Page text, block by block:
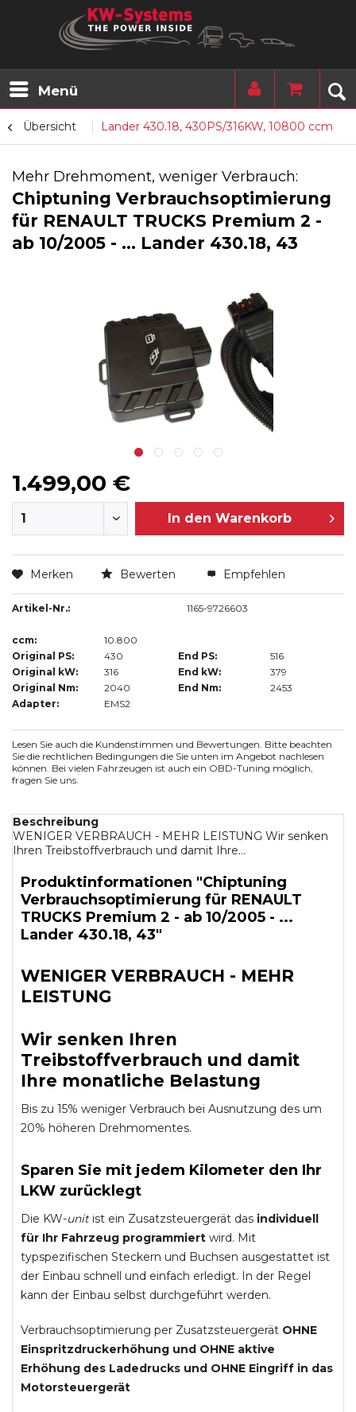
Menü
Übersicht Lander 430.18, 430PS/316KW, 10800 ccm
Mehr Drehmoment, weniger Verbrauch:
Chiptuning Verbrauchsoptimierung
für RENAULT TRUCKS Premium 2 -
ab 10/2005 - ... Lander 430.18, 43
1.499,00 €
In den Warenkorb
Merken Bewerten Empfehlen
Artikel-Nr.: 1165-9726603
ccm:
10.800
Original PS:
430 End PS:
516
Original kW:
316 End kW:
379
Original Nm:
2040 End Nm:
2453
Adapter:
EMS2
Lesen Sie auch die Kundenstimmen und Bewertungen. Bitte beachten
Sie die rechtlichen Bedingungen die Sie unten im Angebot nachlesen
können. Bei vielen Fahrzeugen ist auch ein OBD-Tuning möglich,
fragen Sie uns.
Beschreibung
WENIGER VERBRAUCH - MEHR LEISTUNG Wir senken
Ihren Treibstoffverbrauch und damit Ihre...
Produktinformationen "Chiptuning
Verbrauchsoptimierung für RENAULT
TRUCKS Premium 2 - ab 10/2005 - ...
Lander 430.18, 43"
WENIGER VERBRAUCH - MEHR
LEISTUNG
Wir senken Ihren
Treibstoffverbrauch und damit
Ihre monatliche Belastung
Bis zu 15% weniger Verbrauch bei Ausnutzung des um
20% höheren Drehmomentes.
Sparen Sie mit jedem Kilometer den Ihr
LKW zurücklegt
Die KW-unitist ein Zusatzsteuergerät das individuell
für Ihr Fahrzeug programmiert wird. Mit
typspezifischen Steckern und Buchsen ausgestattet ist
der Einbau schnell und einfach erledigt. In der Regel
kann der Einbau selbst durchgeführt werden.
Verbrauchsoptimierung per Zusatzsteuergerät OHNE
Einspritzdruckerhöhung und OHNE aktive
Erhöhung des Ladedrucks und OHNE Eingriff in das
Motorsteuergerät